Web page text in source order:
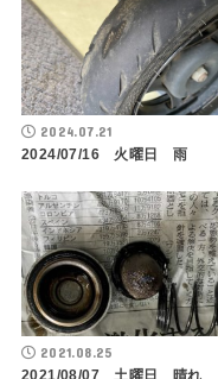
2024.07.21
2024/07/16 火曜日 雨
2021.08.25
2021/08/07 土曜日 晴れ